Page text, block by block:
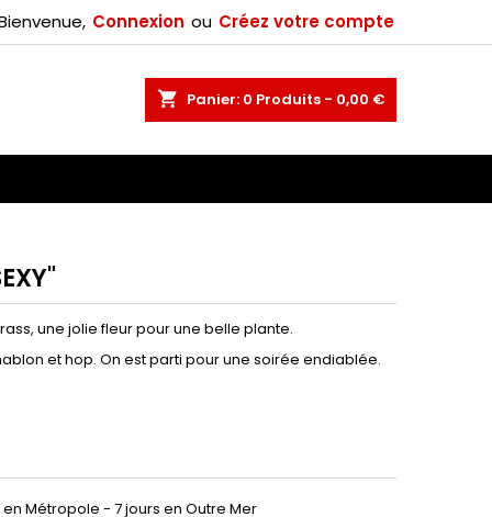
Connexion ou Créez votre compte
shopping_cart Panier: 0 Produits - 0,00 €
une jolie fleur pour une belle plante.
et hop. On est parti pour une soirée endiablée.
en Métropole - 7 jours en Outre Mer